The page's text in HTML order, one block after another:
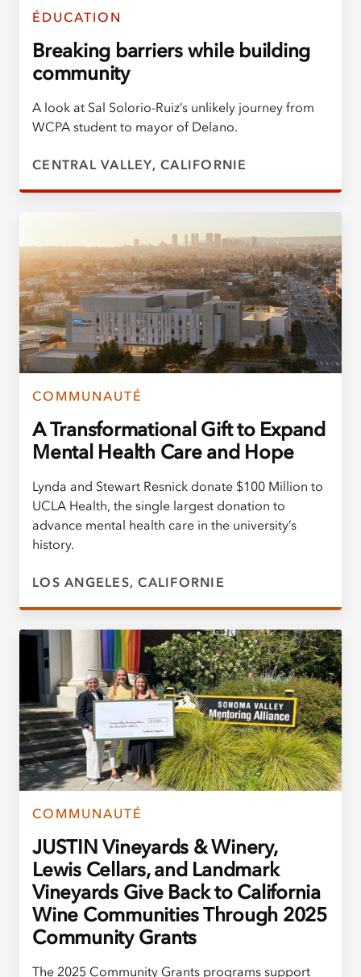
ÉDUCATION
Breaking barriers while building
community
A look at Sal Solorio-Ruiz’s unlikely journey from
WCPA student to mayor of Delano.
CENTRAL VALLEY, CALIFORNIE
COMMUNAUTÉ
A Transformational Gift to Expand
Mental Health Care and Hope
Lynda and Stewart Resnick donate $100 Million to
UCLA Health, the single largest donation to
advance mental health care in the university’s
history.
LOS ANGELES, CALIFORNIE
COMMUNAUTÉ
JUSTIN Vineyards & Winery,
Lewis Cellars, and Landmark
Vineyards Give Back to California
Wine Communities Through 2025
Community Grants
The 2025 Community Grants programs support